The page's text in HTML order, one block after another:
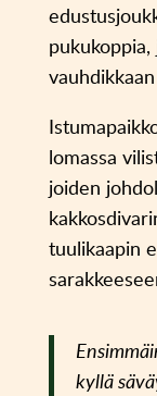
lomassa
joiden
tuulikaapin
kyllä